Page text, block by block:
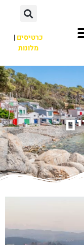
כרטיסים|
מלונות